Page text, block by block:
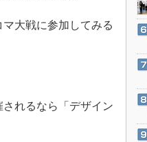
ン
開発
大戦に参加してみる
れるなら「デザイン